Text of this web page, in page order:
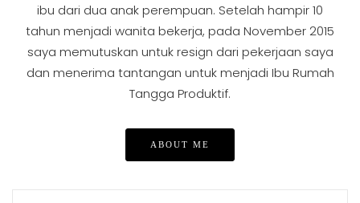
ibu dari dua anak perempuan. Setelah hampir 10
tahun menjadi wanita bekerja, pada November 2015
saya memutuskan untuk resign dari pekerjaan saya
dan menerima tantangan untuk menjadi Ibu Rumah
Tangga Produktif.
ABOUT ME